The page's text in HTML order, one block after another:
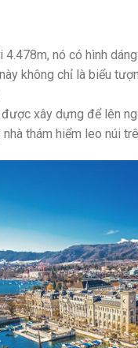
nó có hình
không chỉ là biểu
xây dựng để lên
thám hiểm leo núi